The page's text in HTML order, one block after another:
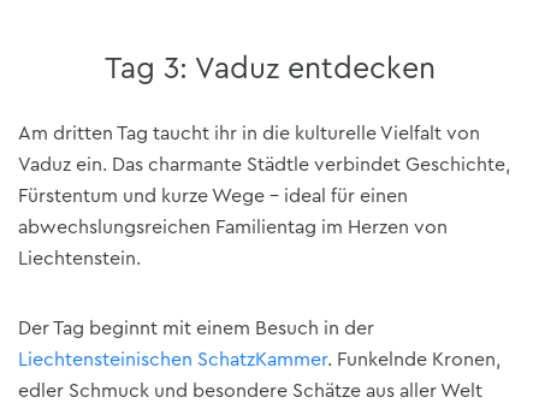
Tag 3: Vaduz entdecken
Am dritten Tag taucht ihr in die kulturelle Vielfalt von
Vaduz ein. Das charmante Städtle verbindet Geschichte,
Fürstentum und kurze Wege – ideal für einen
abwechslungsreichen Familientag im Herzen von
Liechtenstein.
Der Tag beginnt mit einem Besuch in der
Liechtensteinischen SchatzKammer. Funkelnde Kronen,
edler Schmuck und besondere Schätze aus aller Welt